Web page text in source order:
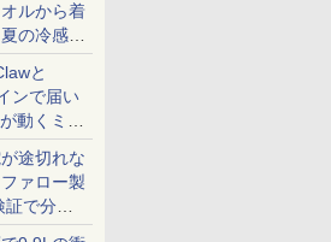
ルから着
の冷感グ
と
ンで届い
動くミニ
途切れな
ァロー製
で分か